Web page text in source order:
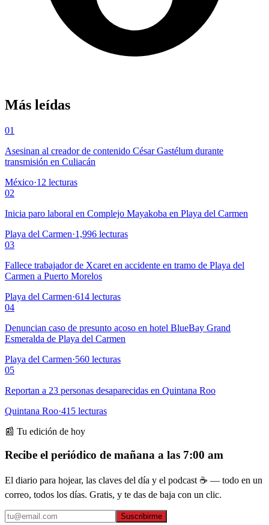
Más leídas
01
Asesinan al creador de contenido César Gastélum durante
transmisión en Culiacán
México·12 lecturas
02
Inicia paro laboral en Complejo Mayakoba en Playa del Carmen
Playa del Carmen·1,996 lecturas
03
Fallece trabajador de Xcaret en accidente en tramo de Playa del
Carmen a Puerto Morelos
Playa del Carmen·614 lecturas
04
Denuncian caso de presunto acoso en hotel BlueBay Grand
Esmeralda de Playa del Carmen
Playa del Carmen·560 lecturas
05
Reportan a 23 personas desaparecidas en Quintana Roo
Quintana Roo·415 lecturas
📰 Tu edición de hoy
Recibe el periódico de mañana a las 7:00 am
El diario para hojear, las claves del día y el podcast ☕ — todo en un
correo, todos los días. Gratis, y te das de baja con un clic.
Suscribirme